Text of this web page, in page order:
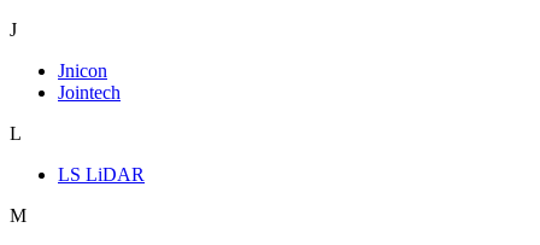
J
Jnicon
Jointech
L
LS LiDAR
M